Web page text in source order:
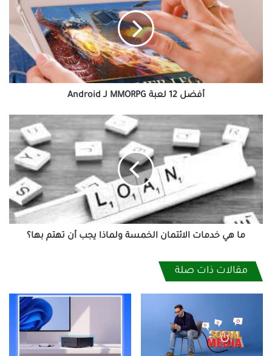
Android
أفضل 12 لعبة MMORPG لـ Android
ما
هي
خدمات
الائتمان
الخمسة
ولماذا
يجب
أن
تهتم
ما هي خدمات الائتمان الخمسة ولماذا يجب أن تهتم بها؟
مقالات ذات صلة